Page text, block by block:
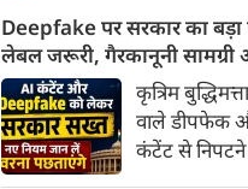
Deepfake पर सरकार का
लेबल जरूरी, गैरकानूनी सामग्री
होगी, नए नियम जान लें वरना
कृत्रिम
वाले डीपफेक
कंटेंट से निपटने